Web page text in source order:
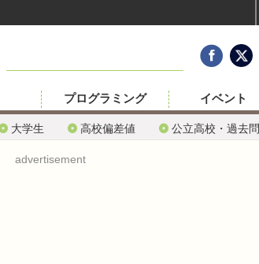
大学生 高校偏差値 公立高校・過去問
プログラミング イベント
advertisement